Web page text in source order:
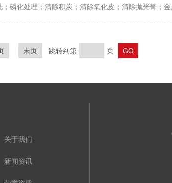
磷化处理；清除积炭；清除氧化皮；清除抛光膏；金
末页 跳转到第 页
关于我们
新闻资讯